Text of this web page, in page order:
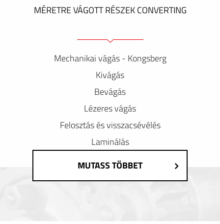
MÉRETRE VÁGOTT RÉSZEK CONVERTING
Mechanikai vágás - Kongsberg
Kivágás
Bevágás
Lézeres vágás
Felosztás és visszacsévélés
Laminálás
MUTASS TÖBBET